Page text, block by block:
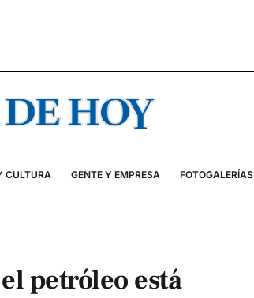
CULTURA GENTE Y EMPRESA FOTOGALERÍAS
petróleo está